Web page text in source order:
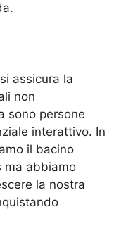
assicura la
non
sono persone
interattivo. In
il bacino
ma abbiamo
la nostra